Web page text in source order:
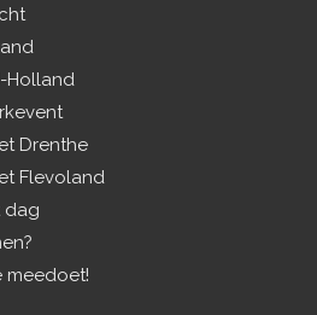
Holland
Drenthe
Flevoland
dag
meedoet!